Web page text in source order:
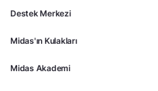
Destek Merkezi
Midas'ın Kulakları
Midas Akademi